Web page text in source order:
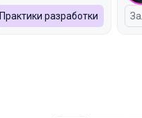
Практики разработки